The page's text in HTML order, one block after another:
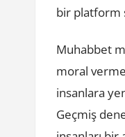
bir platform
Muhabbet
moral
insanlara
Geçmiş